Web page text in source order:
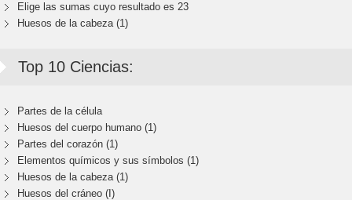
Elige las sumas cuyo resultado es 23
Huesos de la cabeza (1)
Top 10 Ciencias:
Partes de la célula
Huesos del cuerpo humano (1)
Partes del corazón (1)
Elementos químicos y sus símbolos (1)
Huesos de la cabeza (1)
Huesos del cráneo (I)